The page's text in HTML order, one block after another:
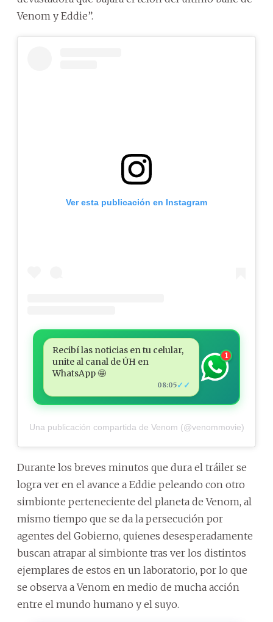
Venom y Eddie”.
Ver esta publicación en Instagram
Recibí las noticias en tu celular,
unite al canal de ÚH en
WhatsApp 🤩
08:05✓✓
1
Una publicación compartida de Venom (@venommovie)
Durante los breves minutos que dura el tráiler se
logra ver en el avance a Eddie peleando con otro
simbionte perteneciente del planeta de Venom, al
mismo tiempo que se da la persecución por
agentes del Gobierno, quienes desesperadamente
buscan atrapar al simbionte tras ver los distintos
ejemplares de estos en un laboratorio, por lo que
se observa a Venom en medio de mucha acción
entre el mundo humano y el suyo.